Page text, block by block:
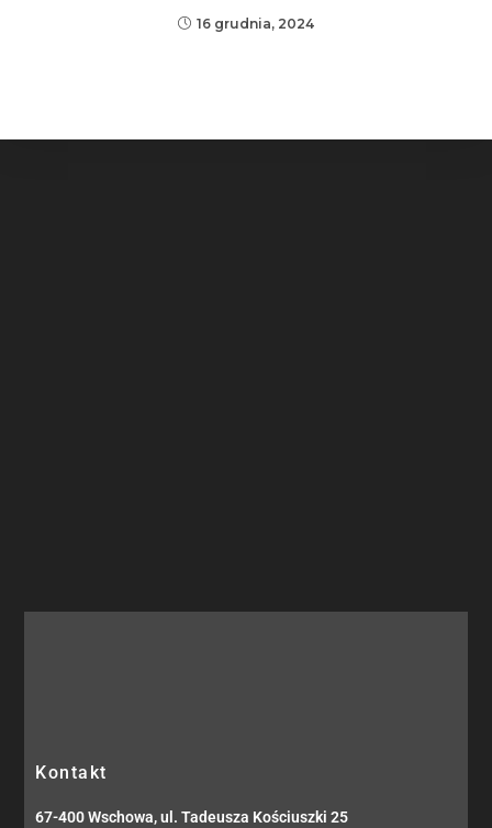
16 grudnia, 2024
Kontakt
67-400 Wschowa, ul. Tadeusza Kościuszki 25